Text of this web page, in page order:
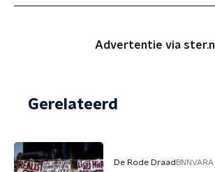
Advertentie via ster.nl
Gerelateerd
De Rode Draad BNNVARA